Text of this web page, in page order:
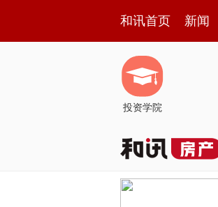
和讯首页 新闻
投资学院